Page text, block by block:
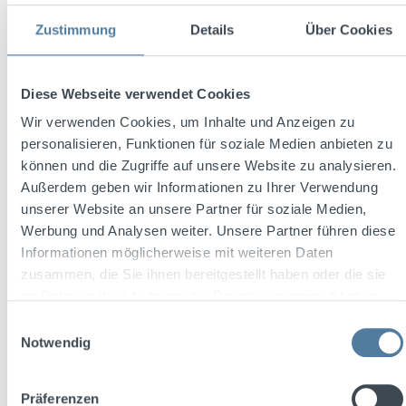
Zustimmung Details Über Cookies
Diese Webseite verwendet Cookies
Wir verwenden Cookies, um Inhalte und Anzeigen zu
personalisieren, Funktionen für soziale Medien anbieten zu
können und die Zugriffe auf unsere Website zu analysieren.
Außerdem geben wir Informationen zu Ihrer Verwendung
unserer Website an unsere Partner für soziale Medien,
Werbung und Analysen weiter. Unsere Partner führen diese
Informationen möglicherweise mit weiteren Daten
zusammen, die Sie ihnen bereitgestellt haben oder die sie
Notwendig
Präferenzen
Friedrichs Dry Gin 0,7l 45% Vol. + 2x Soda